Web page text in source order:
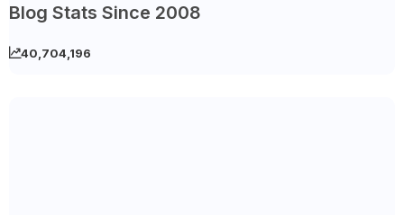
Blog Stats Since 2008
40,704,196